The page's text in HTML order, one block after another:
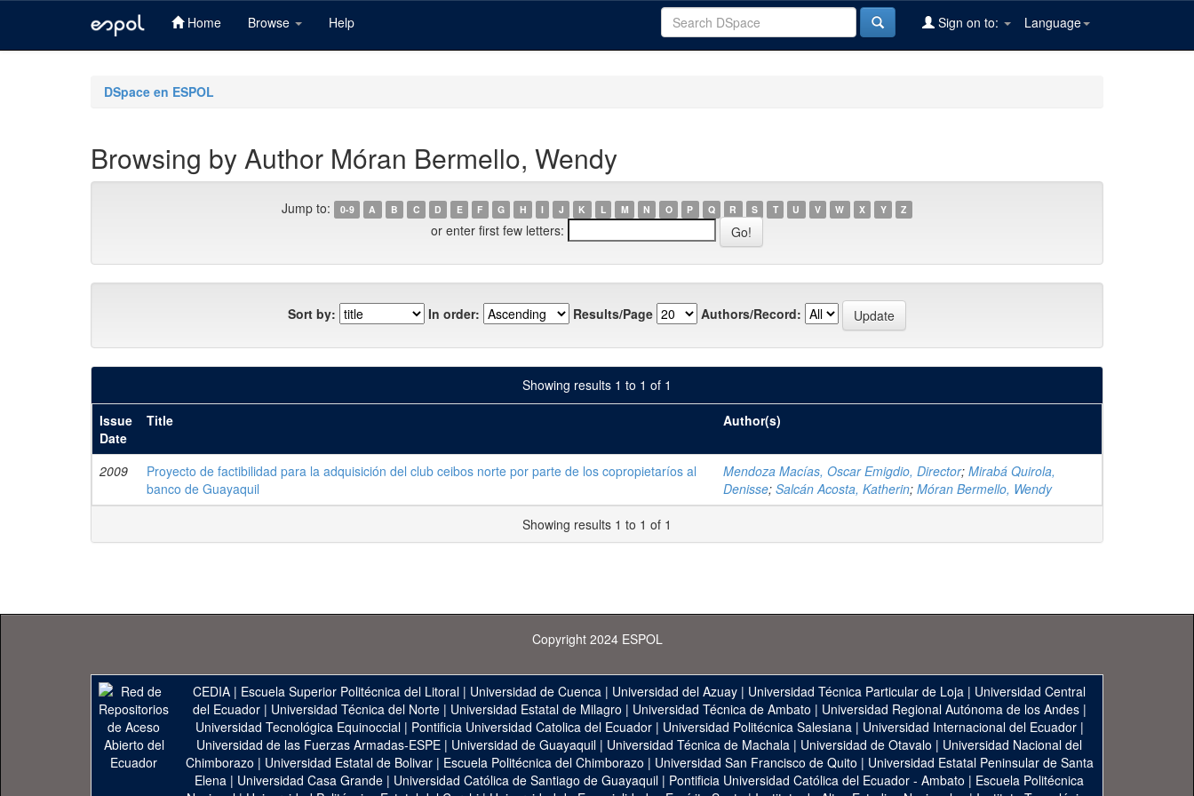
Home Browse Help Language
Sign on to:
DSpace en ESPOL
Browsing by Author Móran Bermello, Wendy
Jump to: 0-9 A B C D E F G H I J K L M N O P Q R S T U V W X Y Z
or enter first few letters:
Sort by: In order: Results/Page Authors/Record:
Showing results 1 to 1 of 1
Issue
Date
Title Author(s)
2009
Proyecto de factibilidad para la adquisición del club ceibos norte por parte de los copropietaríos al
banco de Guayaquil
Mendoza Macías, Oscar Emigdio, Director; Mirabá Quirola,
Denisse; Salcán Acosta, Katherin; Móran Bermello, Wendy
Showing results 1 to 1 of 1
Copyright 2024 ESPOL
CEDIA | Escuela Superior Politécnica del Litoral | Universidad de Cuenca | Universidad del Azuay | Universidad Técnica Particular de Loja | Universidad Central
del Ecuador| Universidad Técnica del Norte| Universidad Estatal de Milagro | Universidad Técnica de Ambato | Universidad Regional Autónoma de los Andes|
Universidad Tecnológica Equinoccial| Pontificia Universidad Catolica del Ecuador| Universidad Politécnica Salesiana| Universidad Internacional del Ecuador|
Universidad de las Fuerzas Armadas-ESPE | Universidad de Guayaquil | Universidad Técnica de Machala | Universidad de Otavalo | Universidad Nacional del
Chimborazo | Universidad Estatal de Bolivar| Escuela Politécnica del Chimborazo | Universidad San Francisco de Quito | Universidad Estatal Peninsular de Santa
Elena | Universidad Casa Grande | Universidad Católica de Santiago de Guayaquil | Pontificia Universidad Católica del Ecuador - Ambato | Escuela Politécnica